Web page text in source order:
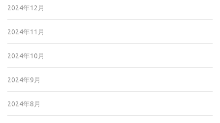
2024年12月
2024年11月
2024年10月
2024年9月
2024年8月